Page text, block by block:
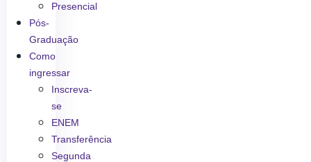
Presencial
Pós-
Graduação
Como
ingressar
Inscreva-
se
ENEM
Transferência
Segunda